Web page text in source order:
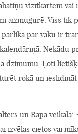
vizītkartēm vai
aizmugurē. Viss tik
pār vāku ir
Nekādu
dzimumu. Ļoti
rokā un ieslidināt
un Rapa veikalā:
izvēlas cietos vai